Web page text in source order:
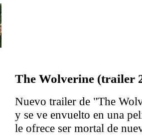
The Wolverine (trailer
Nuevo trailer de "The
y se ve envuelto en una
le ofrece ser mortal de